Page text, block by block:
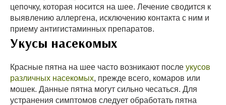
цепочку, которая носится на шее. Лечение сводится к
выявлению аллергена, исключению контакта с ним и
приему антигистаминных препаратов.
Укусы насекомых
Красные пятна на шее часто возникают после укусов
различных насекомых, прежде всего, комаров или
мошек. Данные пятна могут сильно чесаться. Для
устранения симптомов следует обработать пятна